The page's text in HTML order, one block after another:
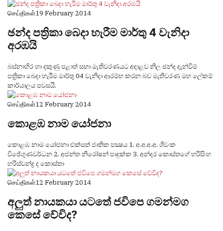
செய்திகள்19 February 2014
ඡන්ද පත්‍රිකා බෙදා හැරීම මාර්තු 4 වැනිදා
අරඹයි
බස්‌නාහිර හා දකුණු පළාත් සභා මැතිවරණයට අදාළව නිල ඡන්ද දැන්වීම්
පත්‍රිකා බෙදා හැරීම මාර්තු 04 වැනිදා ආරම්භ කරන බව මැතිවරණ මහ ලේකම්
කාර්යාලය පවසයි.
செய்திகள்12 February 2014
කොළඹ නාම යෝජනා
කොළඹ නාම යෝජනා එක්‌සත් ජාතික පක්‍ෂය 1. අ.අ.අ.අ. ශිවංක
විඡේගුණවර්ධන 2. අජන්ත නිරෝෂන් පාදුක්‌ක 3. අන්දර කොස්‌තගේ හරිසිංහ
හරිස්‌චන්ද්‍ර ද කොස්‌තා
செய்திகள்12 February 2014
අලුත් නායකයා යටතේ ජවිපෙ ගමන්මග
කෙසේ වේවිද?